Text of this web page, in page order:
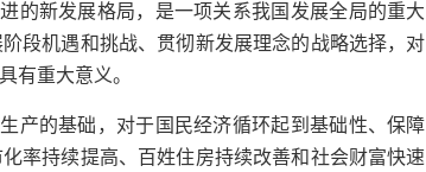
的新发展格局，是一项关系我国发展全局的重大
段机遇和挑战、贯彻新发展理念的战略选择，对
有重大意义。
产的基础，对于国民经济循环起到基础性、保障
率持续提高、百姓住房持续改善和社会财富快速